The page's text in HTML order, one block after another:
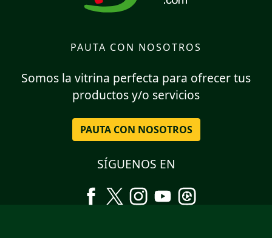
PAUTA CON NOSOTROS
Somos la vitrina perfecta para ofrecer tus
productos y/o servicios
PAUTA CON NOSOTROS
SÍGUENOS EN